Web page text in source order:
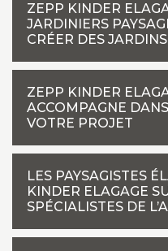
ZEPP KINDER
JARDINIERS
CRÉER DES
ZEPP KINDER
ACCOMPAGNE
VOTRE PROJET
LES PAYSAGISTES
KINDER ELAGAGE
SPÉCIALISTES DE